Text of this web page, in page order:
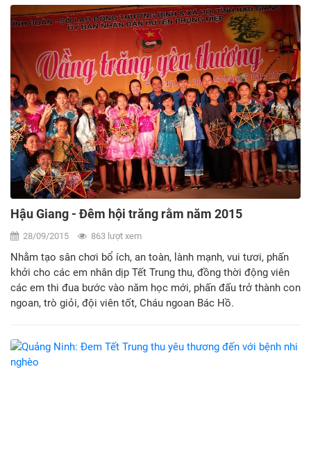
Hậu Giang - Đêm hội trăng rằm năm 2015
28/09/2015 863 lượt xem
Nhằm tạo sân chơi bổ ích, an toàn, lành mạnh, vui tươi, phấn
khởi cho các em nhân dịp Tết Trung thu, đồng thời động viên
các em thi đua bước vào năm học mới, phấn đấu trở thành con
ngoan, trò giỏi, đội viên tốt, Cháu ngoan Bác Hồ.